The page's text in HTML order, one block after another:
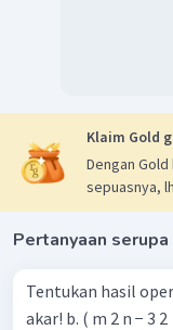
Klaim Gold
Dengan
sepuasnya,
Pertanyaan serupa
Tentukan hasil
akar! b. ( m 2 n − 3